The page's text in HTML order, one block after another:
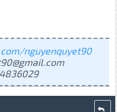
nguyenquyet90